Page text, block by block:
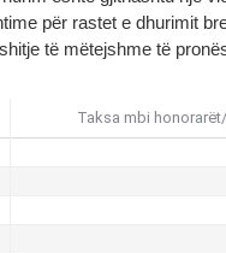
për rastet e dhurimit
të mëtejshme të